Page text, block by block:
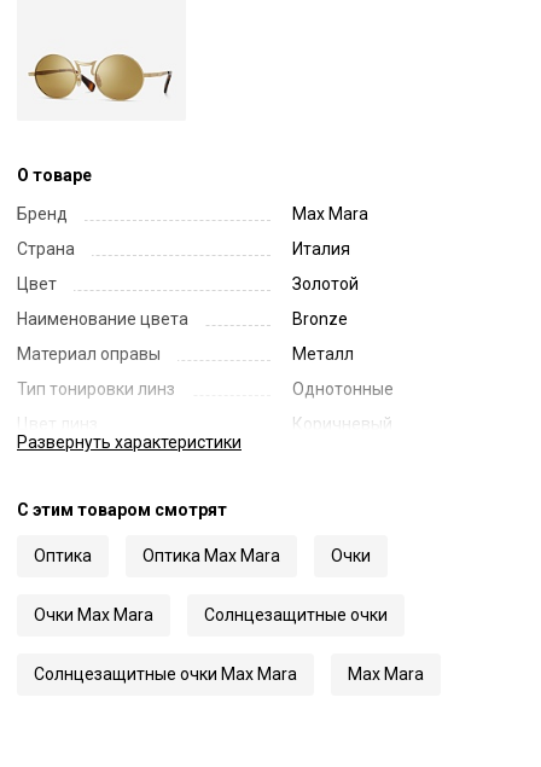
О товаре
Бренд
Max Mara
Страна
Италия
Цвет
Золотой
Наименование цвета
Bronze
Материал оправы
Металл
Тип тонировки линз
Однотонные
Цвет линз
Коричневый
Длина заушника
Развернуть характеристики
С этим товаром смотрят
Оптика Оптика Max Mara Очки
Очки Max Mara Солнцезащитные очки
Солнцезащитные очки Max Mara Max Mara